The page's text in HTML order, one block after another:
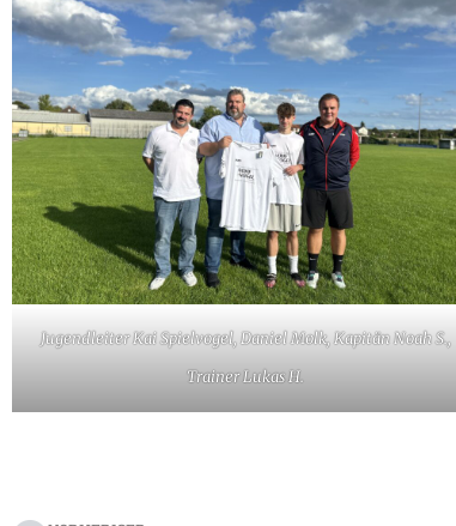
Jugendleiter Kai Spielvogel, Daniel Molk, Kapitän Noah S.,
Trainer Lukas H.